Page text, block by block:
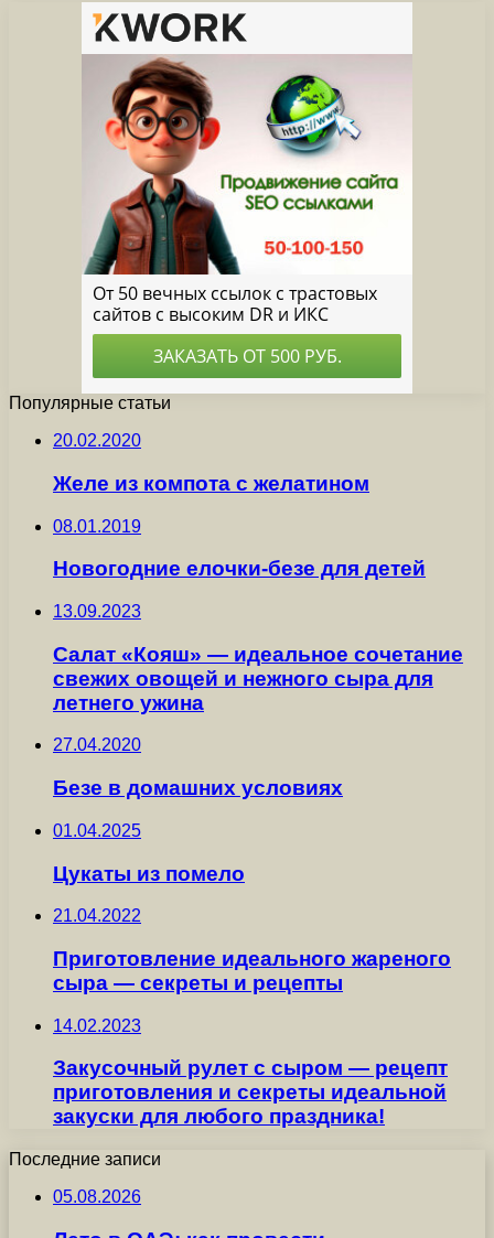
Популярные статьи
20.02.2020
Желе из компота с желатином
08.01.2019
Новогодние елочки-безе для детей
13.09.2023
Салат «Кояш» — идеальное сочетание
свежих овощей и нежного сыра для
летнего ужина
27.04.2020
Безе в домашних условиях
01.04.2025
Цукаты из помело
21.04.2022
Приготовление идеального жареного
сыра — секреты и рецепты
14.02.2023
Закусочный рулет с сыром — рецепт
приготовления и секреты идеальной
закуски для любого праздника!
Последние записи
05.08.2026